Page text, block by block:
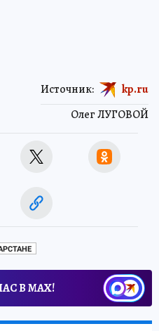
Олег ЛУГОВОЙ
Источник: kp.ru
В МАХ!